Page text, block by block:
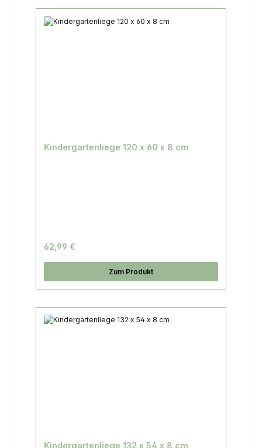
Kindergartenliege 120 x 60 x 8 cm
62,99 €
Zum Produkt
Kindergartenliege 132 x 54 x 8 cm